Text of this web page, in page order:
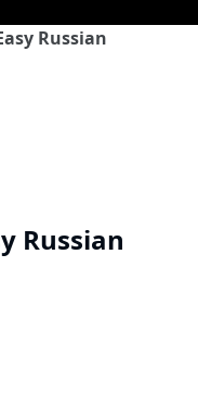
Russian
Russian